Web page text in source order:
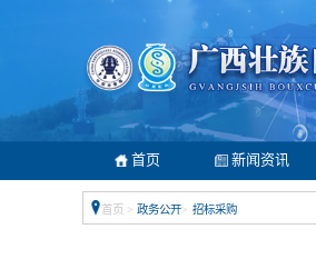
首页 新闻资讯
首页 > 政务公开> 招标采购